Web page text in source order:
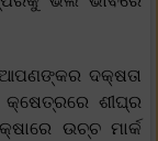
ଦକ୍ଷତା
କ୍ଷେତ୍ରରେ ଶୀଘ୍ର
ଉଚ୍ଚ ମାର୍କ